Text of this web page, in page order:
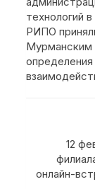
технологий
РИПО
Мурманским
12
онлайн-